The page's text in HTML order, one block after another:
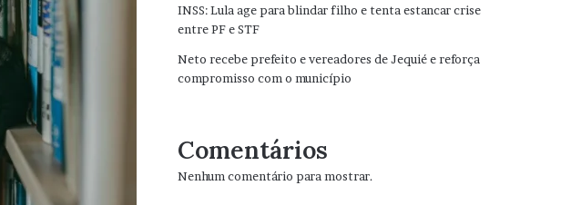
INSS: Lula age para blindar filho e tenta estancar crise
entre PF e STF
Neto recebe prefeito e vereadores de Jequié e reforça
compromisso com o município
Comentários
Nenhum comentário para mostrar.